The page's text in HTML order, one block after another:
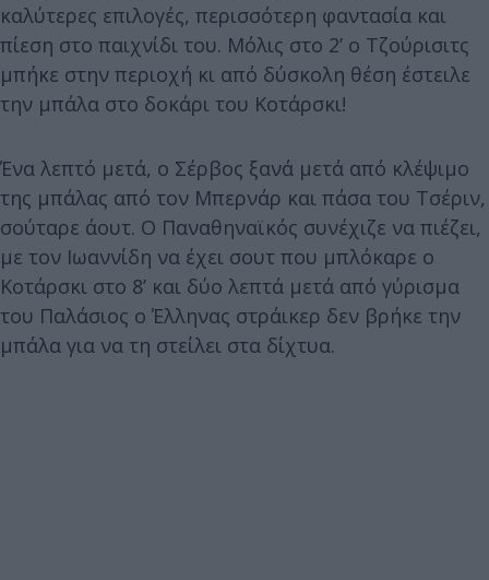
καλύτερες επιλογές, περισσότερη φαντασία και
πίεση στο παιχνίδι του. Μόλις στο 2’ ο Τζούρισιτς
μπήκε στην περιοχή κι από δύσκολη θέση έστειλε
την μπάλα στο δοκάρι του Κοτάρσκι!
Ένα λεπτό μετά, ο Σέρβος ξανά μετά από κλέψιμο
της μπάλας από τον Μπερνάρ και πάσα του Τσέριν,
σούταρε άουτ. Ο Παναθηναϊκός συνέχιζε να πιέζει,
με τον Ιωαννίδη να έχει σουτ που μπλόκαρε ο
Κοτάρσκι στο 8’ και δύο λεπτά μετά από γύρισμα
του Παλάσιος ο Έλληνας στράικερ δεν βρήκε την
μπάλα για να τη στείλει στα δίχτυα.